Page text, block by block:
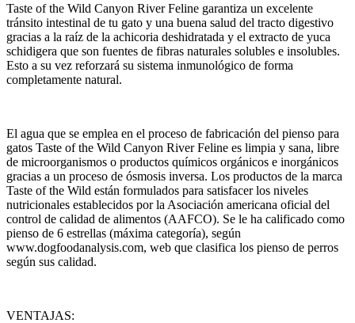
Taste of the Wild Canyon River Feline garantiza un excelente
tránsito intestinal de tu gato y una buena salud del tracto digestivo
gracias a la raíz de la achicoria deshidratada y el extracto de yuca
schidigera que son fuentes de fibras naturales solubles e insolubles.
Esto a su vez reforzará su sistema inmunológico de forma
completamente natural.
El agua que se emplea en el proceso de fabricación del pienso para
gatos Taste of the Wild Canyon River Feline es limpia y sana, libre
de microorganismos o productos químicos orgánicos e inorgánicos
gracias a un proceso de ósmosis inversa. Los productos de la marca
Taste of the Wild están formulados para satisfacer los niveles
nutricionales establecidos por la Asociación americana oficial del
control de calidad de alimentos (AAFCO). Se le ha calificado como
pienso de 6 estrellas (máxima categoría), según
www.dogfoodanalysis.com, web que clasifica los pienso de perros
según sus calidad.
VENTAJAS: